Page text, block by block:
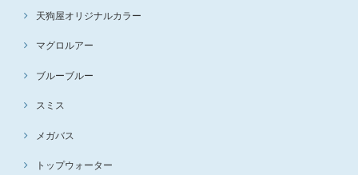
天狗屋オリジナルカラー
マグロルアー
ブルーブルー
スミス
メガバス
トップウォーター